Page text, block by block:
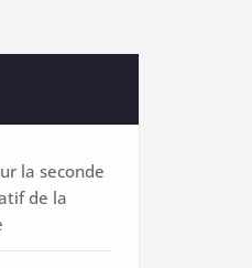
la seconde
de la